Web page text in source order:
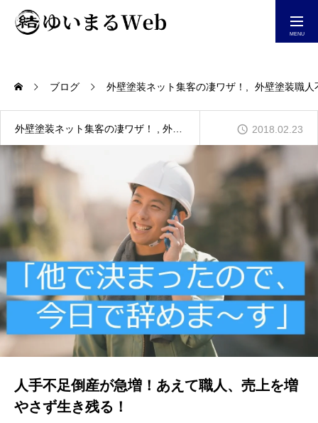
ホーム
自社仕事が増えるHP制作
ホームページ集客診断
YouTube＆Blog一覧
集客できました
お客様の声
ブログ 外壁塗装ネット集客の凄ワザ！ 外壁塗装職人
外壁塗装ネット集客の凄ワザ！ 外壁塗装職人不足を解決 2018.02.23
人手不足倒産が急増！あえて職人、売上を増
やさず生き残る！